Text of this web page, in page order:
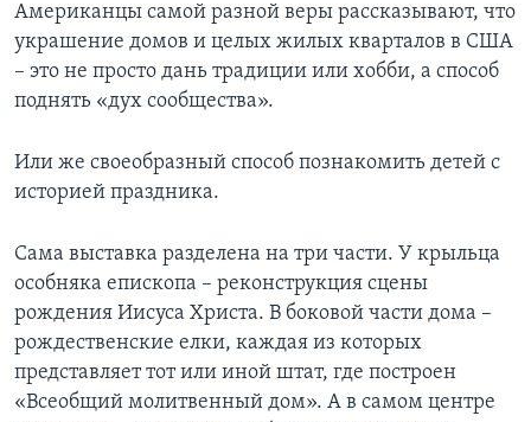
Американцы самой разной веры рассказывают, что
украшение домов и целых жилых кварталов в США
– это не просто дань традиции или хобби, а способ
поднять «дух сообщества».
Или же своеобразный способ познакомить детей с
историей праздника.
Сама выставка разделена на три части. У крыльца
особняка епископа – реконструкция сцены
рождения Иисуса Христа. В боковой части дома –
рождественские елки, каждая из которых
представляет тот или иной штат, где построен
«Всеобщий молитвенный дом». А в самом центре